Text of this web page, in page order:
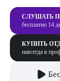
СЛУШАТЬ
бесплатно 14
КУПИТЬ
навсегда в